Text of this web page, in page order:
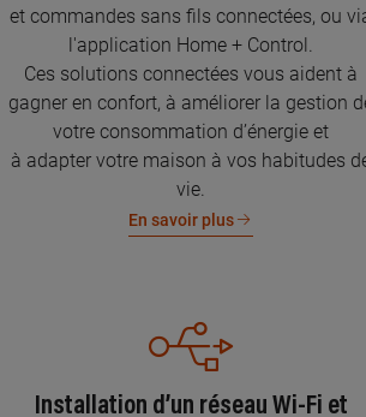
et commandes sans fils connectées, ou
l'application Home + Control.
Ces solutions connectées vous aident à
gagner en confort, à améliorer la gestion
votre consommation d’énergie et
à adapter votre maison à vos habitudes
vie.
En savoir plus
Installation d’un réseau Wi-Fi et